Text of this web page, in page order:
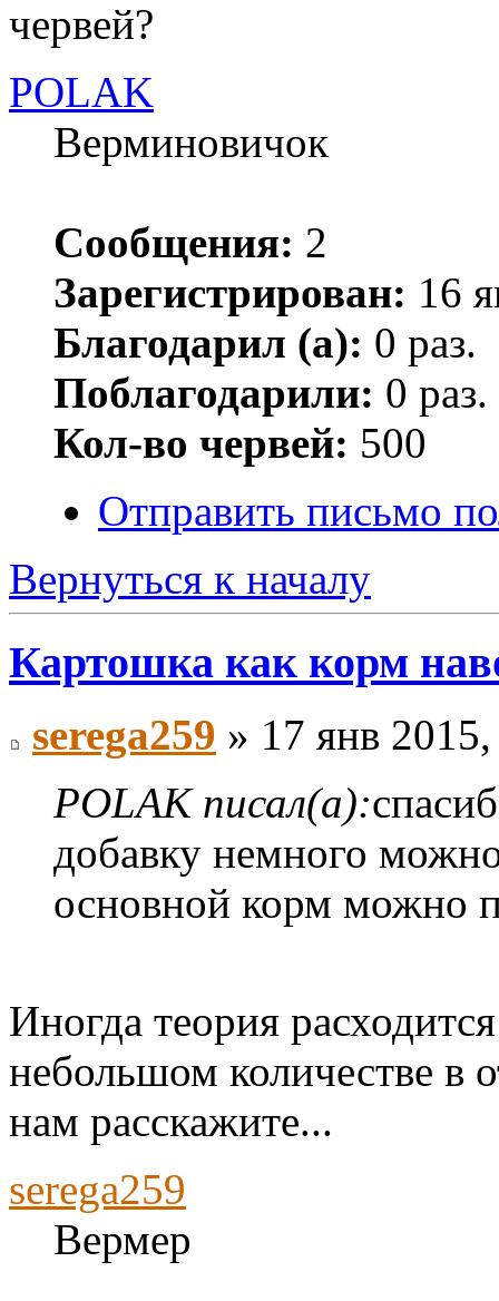
червей?
POLAK
Верминовичок
Сообщения: 2
Зарегистрирован: 16
Благодарил (а): 0 раз.
Поблагодарили: 0 раз.
Кол-во червей: 500
Отправить письмо
Вернуться к началу
Картошка как корм
serega259 » 17 янв
POLAK писал(а):
добавку немного
основной корм можно
Иногда теория
небольшом количестве в
нам расскажите...
serega259
Вермер